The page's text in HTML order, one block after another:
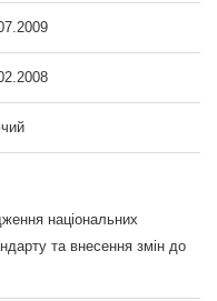
національних
та внесення змін до